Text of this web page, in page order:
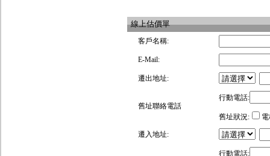
線上估價單
客戶名稱:
E-Mail:
遷出地址:
舊址聯絡電話
行動電話:
舊址狀況:
遷入地址:
行動電話: